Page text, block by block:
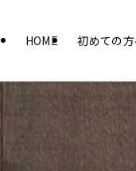
HOME 初めての